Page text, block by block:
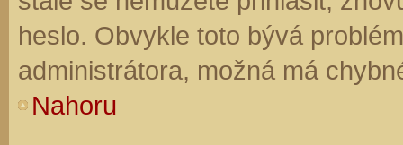
heslo. Obvykle toto bývá
administrátora, možná má
Nahoru